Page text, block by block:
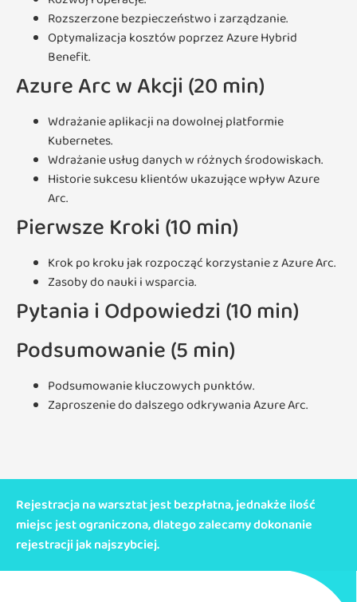
Rozszerzone bezpieczeństwo i zarządzanie.
Optymalizacja kosztów poprzez Azure Hybrid
Benefit.
Azure Arc w Akcji (20 min)
Wdrażanie aplikacji na dowolnej platformie
Kubernetes.
Wdrażanie usług danych w różnych środowiskach.
Historie sukcesu klientów ukazujące wpływ Azure
Arc.
Pierwsze Kroki (10 min)
Krok po kroku jak rozpocząć korzystanie z Azure Arc.
Zasoby do nauki i wsparcia.
Pytania i Odpowiedzi (10 min)
Podsumowanie (5 min)
Podsumowanie kluczowych punktów.
Zaproszenie do dalszego odkrywania Azure Arc.
Rejestracja na warsztat jest bezpłatna, jednakże ilość
miejsc jest ograniczona, dlatego zalecamy dokonanie
rejestracji jak najszybciej.